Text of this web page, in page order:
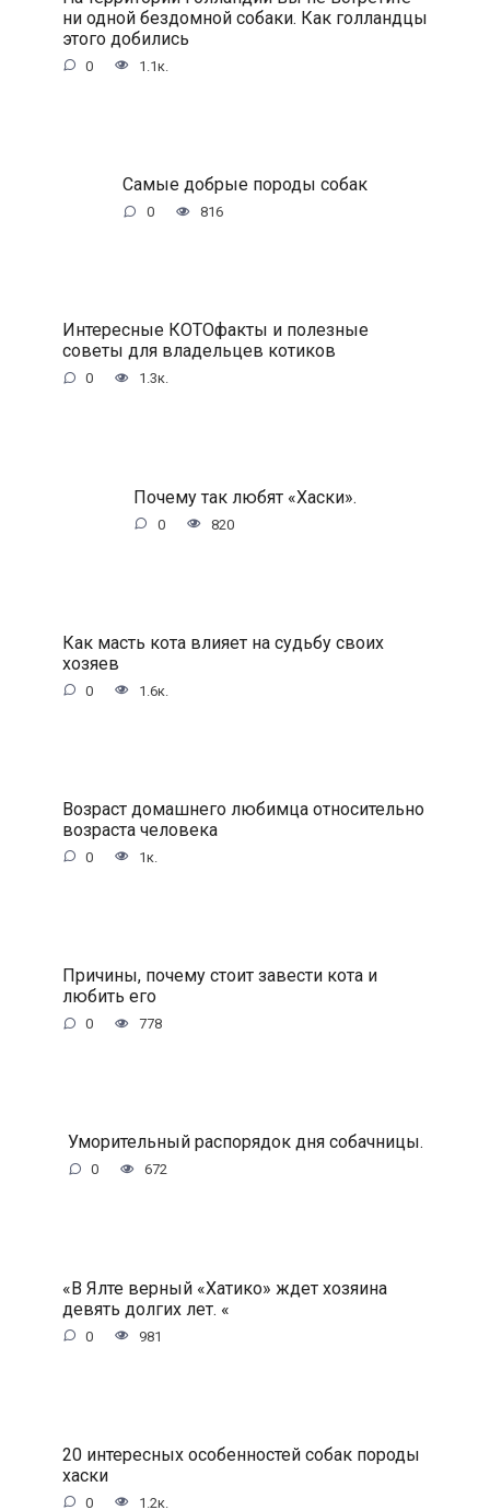
ни одной бездомной собаки. Как голландцы
этого добились
0 1.1к.
Самые добрые породы собак
0 816
Интересные КОТОфакты и полезные
советы для владельцев котиков
0 1.3к.
Почему так любят «Хаски».
0 820
Как масть кота влияет на судьбу своих
хозяев
0 1.6к.
Возраст домашнего любимца относительно
возраста человека
0 1к.
Причины, почему стоит завести кота и
любить его
0 778
Уморительный распорядок дня собачницы.
0 672
«В Ялте верный «Хатико» ждет хозяина
девять долгих лет. «
0 981
20 интересных особенностей собак породы
хаски
0 1.2к.